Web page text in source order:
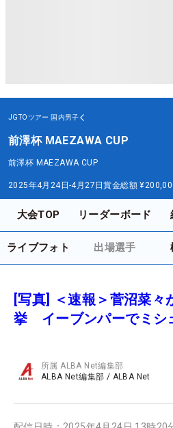
JGTOツアー 国内男子
前澤杯 MAEZAWA CUP
前澤杯 MAEZAWA CUP
2025年4月24日-4月27日賞金総額
大会TOP リーダーボード
ライブフォト 出場選手
[写真] ＜速報＞菅沼菜々
挙 イーブンパーでミシ
所属ALBA Net編集部
ALBA Net編集部 / ALBA Net